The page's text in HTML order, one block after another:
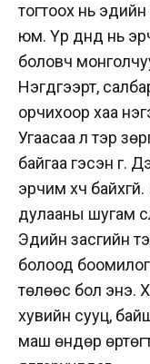
тогтоох нь эдийн
юм. Үр дүнд нь
боловч
Нэгдүгээрт,
орчихоор хаа
Угаасаа л тэр
байгаа гэсэн үг.
эрчим хүч
дулааны шугам
Эдийн засгийн
болоод
төлөөс бол энэ.
хувийн сууц,
маш өндөр